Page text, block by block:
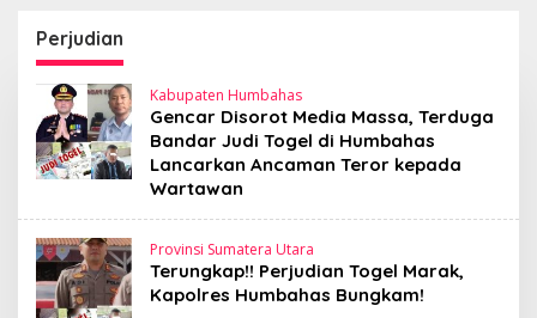
Sumut Bongkar Sabu,
Ganja, hingga Pabrik
Pod Getar
Perjudian
Kabupaten Humbahas
Gencar Disorot Media Massa, Terduga
Bandar Judi Togel di Humbahas
Lancarkan Ancaman Teror kepada
Wartawan
Provinsi Sumatera Utara
Terungkap!! Perjudian Togel Marak,
Kapolres Humbahas Bungkam!